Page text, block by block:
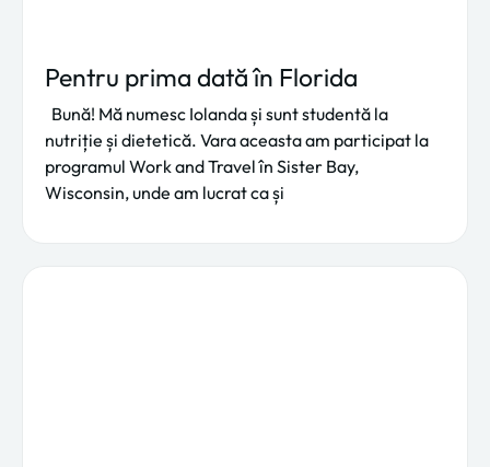
Pentru prima dată în Florida
Bună! Mă numesc Iolanda și sunt studentă la
nutriție și dietetică. Vara aceasta am participat la
programul Work and Travel în Sister Bay,
Wisconsin, unde am lucrat ca și